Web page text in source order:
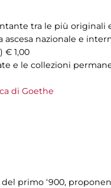
tra le più originali
nazionale e
€ 1,00
e le collezioni
di Goethe
primo ‘900,